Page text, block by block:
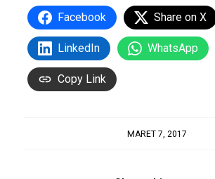
Facebook Share on X
LinkedIn WhatsApp
Copy Link
MARET 7, 2017